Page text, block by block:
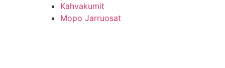
Kahvakumit
Mopo Jarruosat